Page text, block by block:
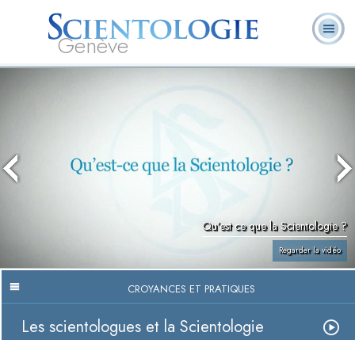
Genève
Qu’est ce que la Scientologie ?
Regarder la vidéo
CROYANCES ET PRATIQUES
Les scientologues et la Scientologie